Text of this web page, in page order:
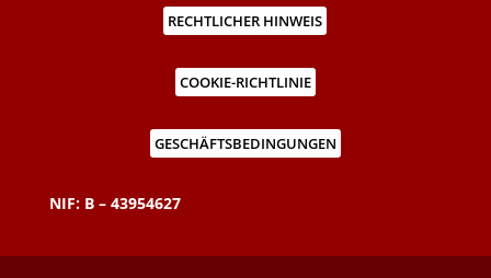
RECHTLICHER HINWEIS
COOKIE-RICHTLINIE
GESCHÄFTSBEDINGUNGEN
NIF: B – 43954627